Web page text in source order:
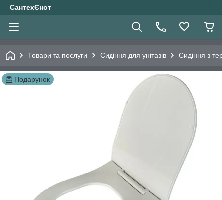
СантехЄнот
Товари та послуги Сидіння для унітазів Сидіння з
Подарунок